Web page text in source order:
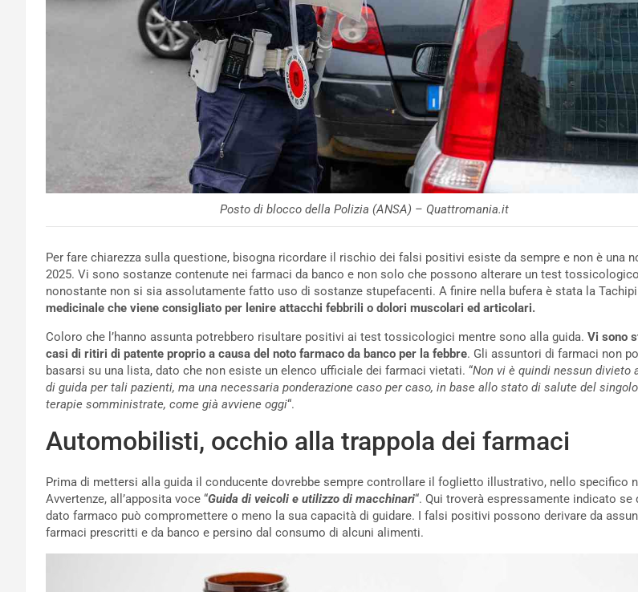
Posto di blocco della Polizia (ANSA) – Quattromania.it
Per fare chiarezza sulla questione, bisogna ricordare il rischio dei falsi positivi esiste da sempre e non è una
2025. Vi sono sostanze contenute nei farmaci da banco e non solo che possono alterare un test
nonostante non si sia assolutamente fatto uso di sostanze stupefacenti. A finire nella bufera è stata la
medicinale che viene consigliato per lenire attacchi febbrili o dolori muscolari ed articolari.
Coloro che l’hanno assunta potrebbero risultare positivi ai test tossicologici mentre sono alla guida. Vi sono
casi di ritiri di patente proprio a causa del noto farmaco da banco per la febbre. Gli assuntori di farmaci non
basarsi su una lista, dato che non esiste un elenco ufficiale dei farmaci vietati. “Non vi è quindi nessun divieto
di guida per tali pazienti, ma una necessaria ponderazione caso per caso, in base allo stato di salute del
terapie somministrate, come già avviene oggi“.
Automobilisti, occhio alla trappola dei farmaci
Prima di mettersi alla guida il conducente dovrebbe sempre controllare il foglietto illustrativo, nello specifico
Avvertenze, all’apposita voce “Guida di veicoli e utilizzo di macchinari“. Qui troverà espressamente indicato se
dato farmaco può compromettere o meno la sua capacità di guidare. I falsi positivi possono derivare da
farmaci prescritti e da banco e persino dal consumo di alcuni alimenti.